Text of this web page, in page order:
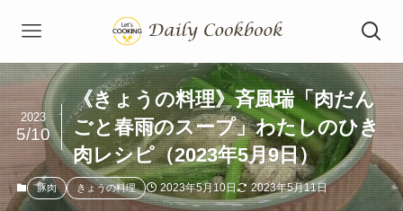
《きょうの料理》斉風瑞「肉だん
ごと春雨のスープ」わたしのひき
肉レシピ（2023年5月9日）
2023
5/10
豚肉 きょうの料理 2023年5月10日 2023年5月11日